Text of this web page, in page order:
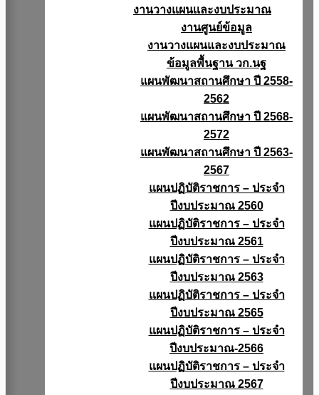
งานวางแผนเเละงบประมาณ
งานศูนย์ข้อมูล
งานวางแผนและงบประมาณ
ข้อมูลพื้นฐาน วก.นฐ
แผนพัฒนาสถานศึกษา ปี 2558-
2562
แผนพัฒนาสถานศึกษา ปี 2568-
2572
แผนพัฒนาสถานศึกษา ปี 2563-
2567
แผนปฏิบัติราชการ – ประจำ
ปีงบประมาณ 2560
แผนปฏิบัติราชการ – ประจำ
ปีงบประมาณ 2561
แผนปฏิบัติราชการ – ประจำ
ปีงบประมาณ 2563
แผนปฏิบัติราชการ – ประจำ
ปีงบประมาณ 2565
แผนปฏิบัติราชการ – ประจำ
ปีงบประมาณ-2566
แผนปฏิบัติราชการ – ประจำ
ปีงบประมาณ 2567